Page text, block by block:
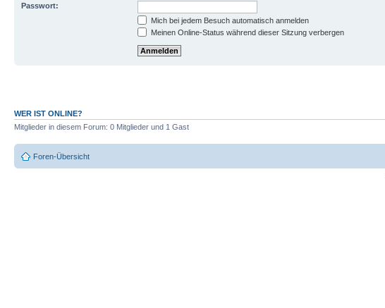
Passwort:
Mich bei jedem Besuch automatisch anmelden
Meinen Online-Status während dieser Sitzung verbergen
WER IST ONLINE?
Mitglieder in diesem Forum: 0 Mitglieder und 1 Gast
Foren-Übersicht